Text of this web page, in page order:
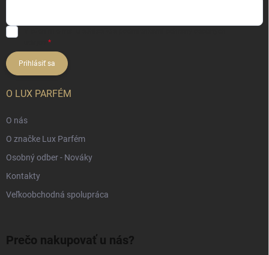
Prihlásiť sa
O LUX PARFÉM
O nás
O značke Lux Parfém
Osobný odber - Nováky
Kontakty
Veľkoobchodná spolupráca
Prečo nakupovať u nás?